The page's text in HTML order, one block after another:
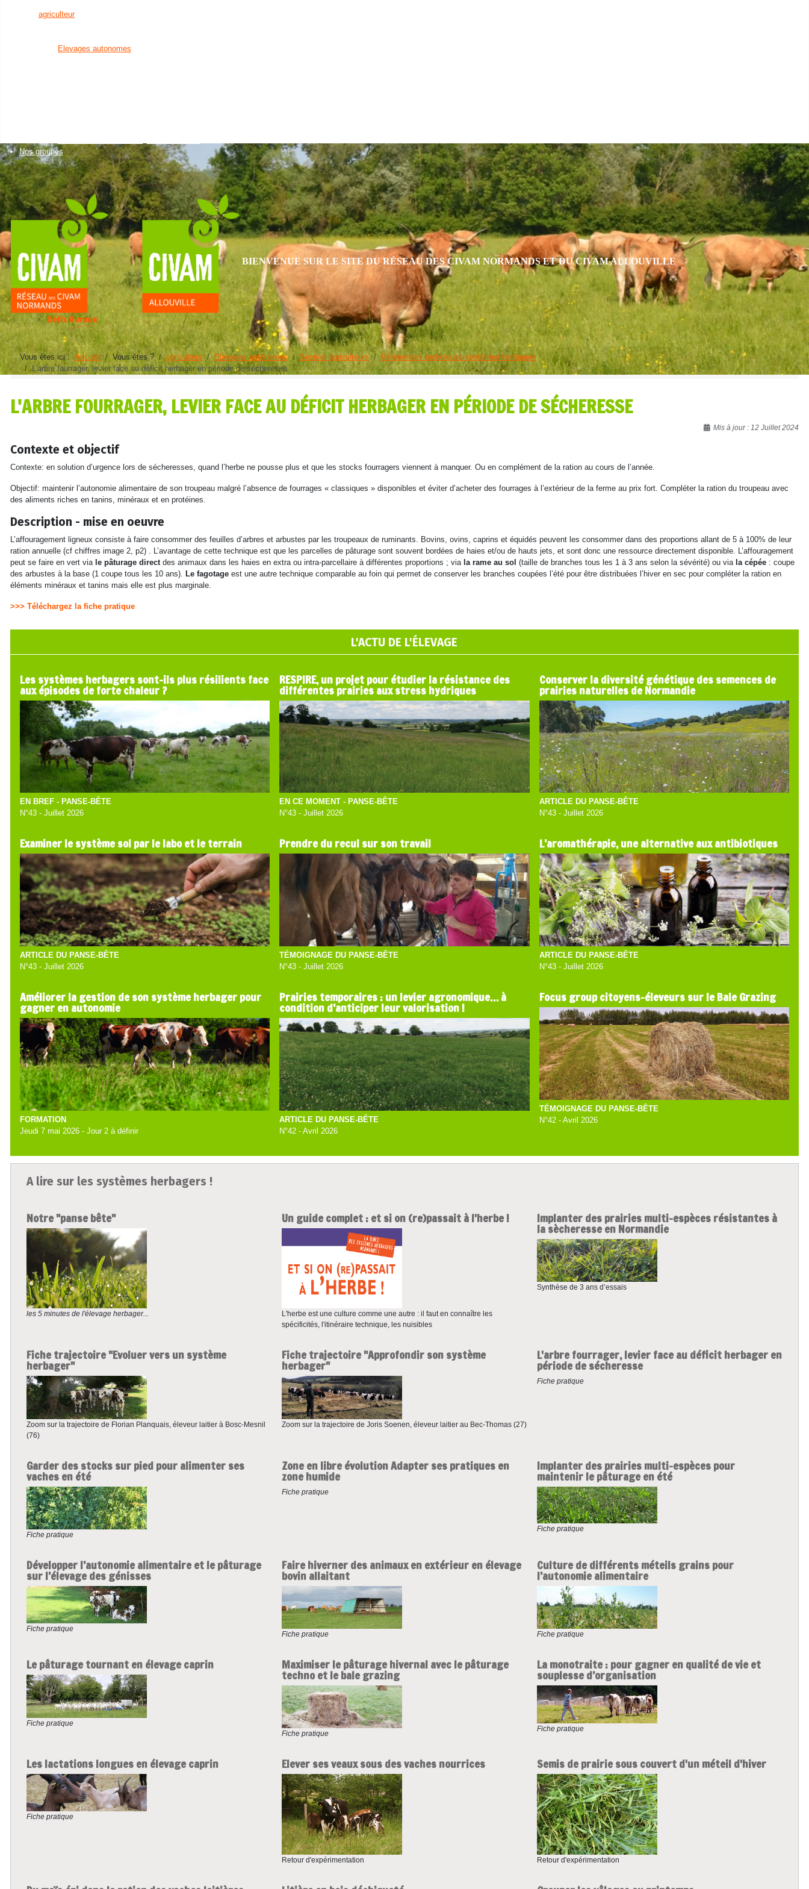
agriculteur
Elevages autonomes
Nos groupes
BIENVENUE SUR LE SITE DU RÉSEAU DES CIVAM NORMANDS ET DU CIVAM ALLOUVILLE
Vous êtes ici :Accueil Vous êtes ? agriculteur Elevages autonomes Section agriculteurs
Référentiels techniques systèmes herbagers
L'arbre fourrager, levier face au déficit herbager en période de sécheresse
L'ARBRE FOURRAGER, LEVIER FACE AU DÉFICIT HERBAGER EN PÉRIODE DE SÉCHERESSE
Mis à jour : 12 Juillet 2024
Contexte et objectif
Contexte: en solution d’urgence lors de sécheresses, quand l’herbe ne pousse plus et que les stocks fourragers viennent à manquer. Ou en complément de la ration au cours de l’année.
Objectif: maintenir l’autonomie alimentaire de son troupeau malgré l’absence de fourrages « classiques » disponibles et éviter d’acheter des fourrages à l’extérieur de la ferme au prix fort. Compléter la ration du troupeau avec
des aliments riches en tanins, minéraux et en protéines.
Description - mise en oeuvre
L’affouragement ligneux consiste à faire consommer des feuilles d’arbres et arbustes par les troupeaux de ruminants. Bovins, ovins, caprins et équidés peuvent les consommer dans des proportions allant de 5 à 100% de leur
ration annuelle (cf chiffres image 2, p2) . L’avantage de cette technique est que les parcelles de pâturage sont souvent bordées de haies et/ou de hauts jets, et sont donc une ressource directement disponible. L’affouragement
peut se faire en vert via le pâturage direct des animaux dans les haies en extra ou intra-parcellaire à différentes proportions ; via la rame au sol (taille de branches tous les 1 à 3 ans selon la sévérité) ou via la cépée : coupe
des arbustes à la base (1 coupe tous les 10 ans).
Le fagotage est une autre technique comparable au foin qui permet de conserver les branches coupées l’été pour être distribuées l’hiver en sec pour compléter la ration en
éléments minéraux et tanins mais elle est plus marginale.
>>> Téléchargez la fiche pratique
L'ACTU DE L'ÉLEVAGE
Les systèmes herbagers sont-ils plus résilients face
aux épisodes de forte chaleur ?
EN BREF - PANSE-BÊTE
N°43 - Juillet 2026
RESPIRE, un projet pour étudier la résistance des
différentes prairies aux stress hydriques
EN CE MOMENT - PANSE-BÊTE
N°43 - Juillet 2026
Conserver la diversité génétique des semences de
prairies naturelles de Normandie
ARTICLE DU PANSE-BÊTE
N°43 - Juillet 2026
Examiner le système sol par le labo et le terrain
ARTICLE DU PANSE-BÊTE
N°43 - Juillet 2026
Prendre du recul sur son travail
TÉMOIGNAGE DU PANSE-BÊTE
N°43 - Juillet 2026
L’aromathérapie, une alternative aux antibiotiques
ARTICLE DU PANSE-BÊTE
N°43 - Juillet 2026
Améliorer la gestion de son système herbager pour
gagner en autonomie
FORMATION
Jeudi 7 mai 2026 - Jour 2 à définir
Prairies temporaires : un levier agronomique… à
condition d’anticiper leur valorisation !
ARTICLE DU PANSE-BÊTE
N°42 - Avril 2026
Focus group citoyens-éleveurs sur le Bale Grazing
TÉMOIGNAGE DU PANSE-BÊTE
N°42 - Avril 2026
A lire sur les systèmes herbagers !
Notre "panse bête"
les 5 minutes de l'élevage herbager...
Un guide complet : et si on (re)passait à l'herbe !
L'herbe est une culture comme une autre : il faut en connaître les
spécificités, l'itinéraire technique, les nuisibles
Implanter des prairies multi-espèces résistantes à
la sècheresse en Normandie
Synthèse de 3 ans d’essais
Fiche trajectoire "Evoluer vers un système
herbager"
Zoom sur la trajectoire de Florian Planquais, éleveur laitier à Bosc-Mesnil
(76)
Fiche trajectoire "Approfondir son système
herbager"
Zoom sur la trajectoire de Joris Soenen, éleveur laitier au Bec-Thomas (27)
L'arbre fourrager, levier face au déficit herbager en
période de sécheresse
Fiche pratique
Garder des stocks sur pied pour alimenter ses
vaches en été
Fiche pratique
Zone en libre évolution Adapter ses pratiques en
zone humide
Fiche pratique
Implanter des prairies multi-espèces pour
maintenir le pâturage en été
Fiche pratique
Développer l’autonomie alimentaire et le pâturage
sur l’élevage des génisses
Fiche pratique
Faire hiverner des animaux en extérieur en élevage
bovin allaitant
Fiche pratique
Culture de différents méteils grains pour
l’autonomie alimentaire
Fiche pratique
Le pâturage tournant en élevage caprin
Fiche pratique
Maximiser le pâturage hivernal avec le pâturage
techno et le bale grazing
Fiche pratique
La monotraite : pour gagner en qualité de vie et
souplesse d’organisation
Fiche pratique
Les lactations longues en élevage caprin
Fiche pratique
Elever ses veaux sous des vaches nourrices
Retour d'expérimentation
Semis de prairie sous couvert d'un méteil d'hiver
Retour d'expérimentation